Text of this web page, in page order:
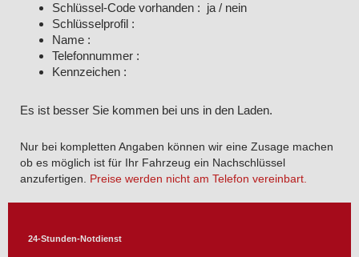
Schlüssel-Code vorhanden : ja / nein
Schlüsselprofil :
Name :
Telefonnummer :
Kennzeichen :
Es ist besser Sie kommen bei uns in den Laden.
Nur bei kompletten Angaben können wir eine Zusage machen
ob es möglich ist für Ihr Fahrzeug ein Nachschlüssel
anzufertigen.
Preise werden nicht am Telefon vereinbart.
24-Stunden-Notdienst